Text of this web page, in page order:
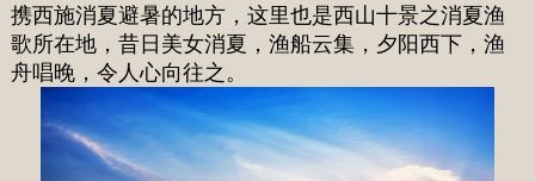
携西施消夏避暑的地方，这里也是西山十景之消夏渔
歌所在地，昔日美女消夏，渔船云集，夕阳西下，渔
舟唱晚，令人心向往之。